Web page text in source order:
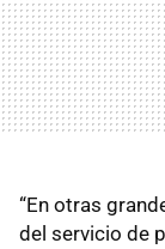
“En otras
del servicio de